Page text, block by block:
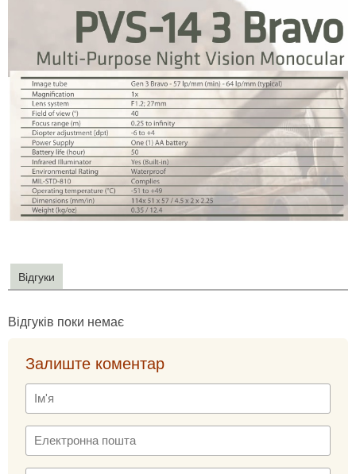
Відгуки
Відгуків поки немає
Залиште коментар